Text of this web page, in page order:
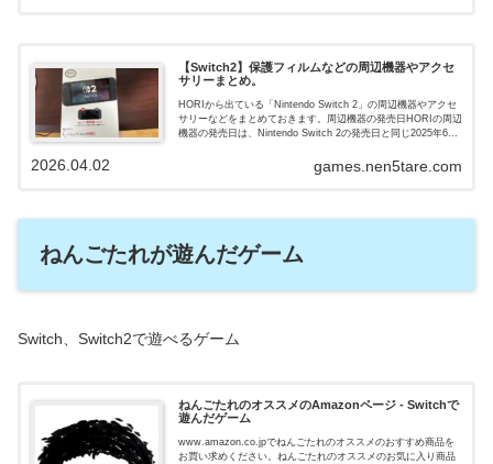
【Switch2】保護フィルムなどの周辺機器やアクセ
サリーまとめ。
HORIから出ている「Nintendo Switch 2」の周辺機器やアクセ
サリーなどをまとめておきます。周辺機器の発売日HORIの周辺
機器の発売日は、Nintendo Switch 2の発売日と同じ2025年6月
games.nen5tare.com
2026.04.02
ねんごたれが遊んだゲーム
Switch、Switch2で遊べるゲーム
ねんごたれのオススメのAmazonページ - Switchで
遊んだゲーム
www.amazon.co.jpでねんごたれのオススメのおすすめ商品を
お買い求めください。ねんごたれのオススメのお気に入り商品